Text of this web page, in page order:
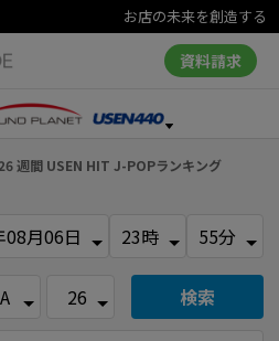
お店の未来を創造する
資料請求
週間 USEN HIT J-POPランキング
検索